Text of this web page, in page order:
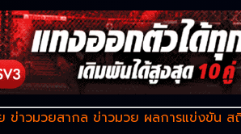
ข่าวมวยสากล ข่าวมวย ผลการแข่งขัน ส